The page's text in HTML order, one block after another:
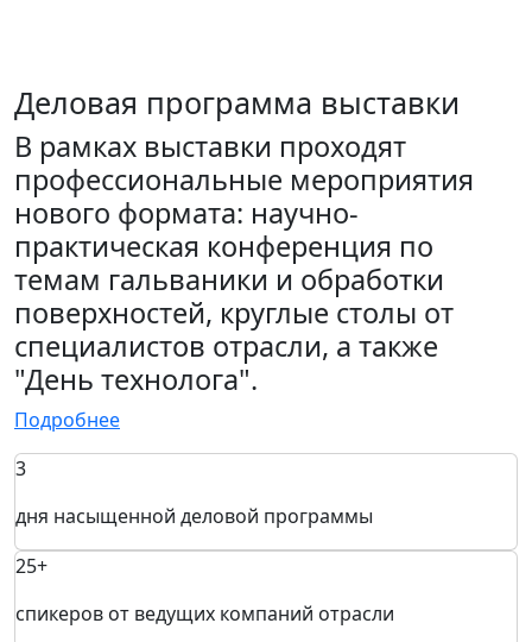
Деловая программа выставки
В рамках выставки проходят
профессиональные мероприятия
нового формата: научно-
практическая конференция по
темам гальваники и обработки
поверхностей, круглые столы от
специалистов отрасли, а также
"День технолога".
Подробнее
3
дня насыщенной деловой программы
25+
спикеров от ведущих компаний отрасли